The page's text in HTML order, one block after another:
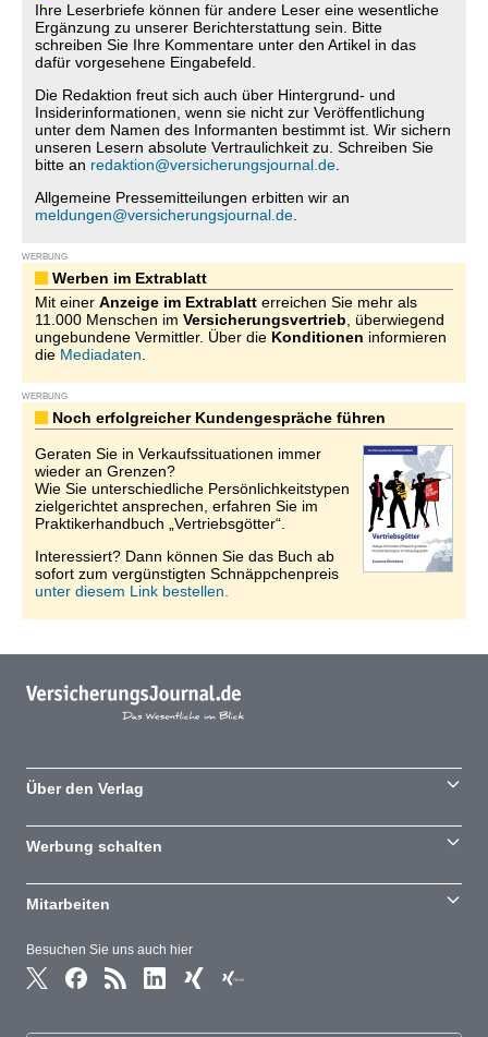
Ihre Leserbriefe können für andere Leser eine wesentliche
Ergänzung zu unserer Berichterstattung sein. Bitte
schreiben Sie Ihre Kommentare unter den Artikel in das
dafür vorgesehene Eingabefeld.
Die Redaktion freut sich auch über Hintergrund- und
Insiderinformationen, wenn sie nicht zur Veröffentlichung
unter dem Namen des Informanten bestimmt ist. Wir sichern
unseren Lesern absolute Vertraulichkeit zu. Schreiben Sie
bitte an redaktion@versicherungsjournal.de
Allgemeine Pressemitteilungen erbitten wir an
meldungen@versicherungsjournal.de
WERBUNG
Werben im Extrablatt
Mit einer Anzeige im Extrablatt erreichen Sie mehr als
11.000 Menschen im Versicherungsvertrieb , überwiegend
ungebundene Vermittler. Über die Konditionen informieren
die Mediadaten
WERBUNG
Noch erfolgreicher Kundengespräche führen
Geraten Sie in Verkaufssituationen immer
wieder an Grenzen?
Wie Sie unterschiedliche Persönlichkeitstypen
zielgerichtet ansprechen, erfahren Sie im
Praktikerhandbuch „Vertriebsgötter“.
Interessiert? Dann können Sie das Buch ab
sofort zum vergünstigten Schnäppchenpreis
unter diesem Link bestellen.
Besuchen Sie uns auch hier
Über den Verlag
Werbung schalten
Mitarbeiten